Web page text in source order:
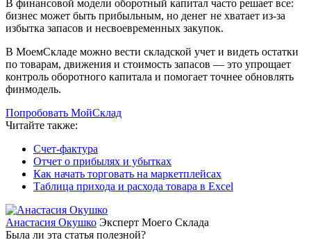
В финансовой модели оборотный капитал часто решает все:
бизнес может быть прибыльным, но денег не хватает из-за
избытка запасов и несвоевременных закупок.
В МоемСкладе можно вести складской учет и видеть остатки
по товарам, движения и стоимость запасов — это упрощает
контроль оборотного капитала и помогает точнее обновлять
финмодель.
Попробовать МойСклад
Читайте также:
Счет‑фактура
Отчет о прибылях и убытках
Как начать торговать на маркетплейсах
Таблица прихода и расхода товара в Excel
Анастасия Окушко Эксперт Моего Склада
Была ли эта статья полезной?